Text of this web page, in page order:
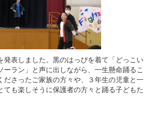
表しました。黒のはっぴを着て「どっこい
ラン」と声に出しながら、一生懸命踊るこ
さったご家族の方々や、３年生の児童と一
も楽しそうに保護者の方々と踊る子どもた